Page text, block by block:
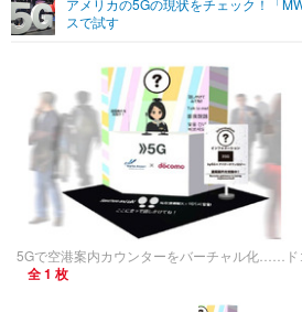
ショッピング
アメリカの5Gの現状をチェック！「
スで試す
5Gで空港案内カウンターをバーチャル化……ド
全 1 枚